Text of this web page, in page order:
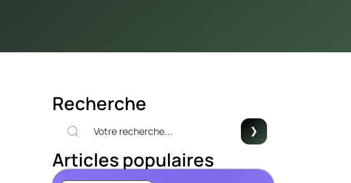
Recherche
Articles populaires